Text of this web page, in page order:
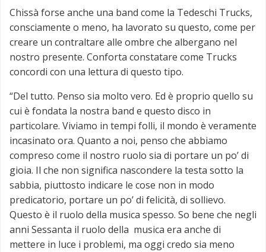
Chissà forse anche una band come la Tedeschi Trucks,
consciamente o meno, ha lavorato su questo, come per
creare un contraltare alle ombre che albergano nel
nostro presente. Conforta constatare come Trucks
concordi con una lettura di questo tipo.
“Del tutto. Penso sia molto vero. Ed è proprio quello su
cui è fondata la nostra band e questo disco in
particolare. Viviamo in tempi folli, il mondo è veramente
incasinato ora. Quanto a noi, penso che abbiamo
compreso come il nostro ruolo sia di portare un po’ di
gioia. Il che non significa nascondere la testa sotto la
sabbia, piuttosto indicare le cose non in modo
predicatorio, portare un po’ di felicità, di sollievo.
Questo è il ruolo della musica spesso. So bene che negli
anni Sessanta il ruolo della musica era anche di
mettere in luce i problemi, ma oggi credo sia meno